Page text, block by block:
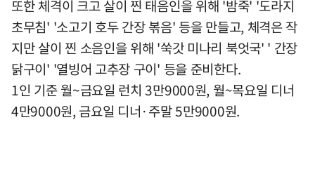
또한 체격이 크고 살이 찐 태음인을 위해 '밤죽' '도라지
초무침' '소고기 호두 간장 볶음' 등을 만들고, 체격은 작
지만 살이 찐 소음인을 위해 '쑥갓 미나리 북엇국' ' 간장
닭구이' '열빙어 고추장 구이' 등을 준비한다.
1인 기준 월~금요일 런치 3만9000원, 월~목요일 디너
4만9000원, 금요일 디너·주말 5만9000원.